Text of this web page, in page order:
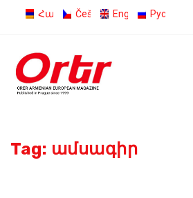
ՀայերենČeština English Русский
Tag: ամսագիր